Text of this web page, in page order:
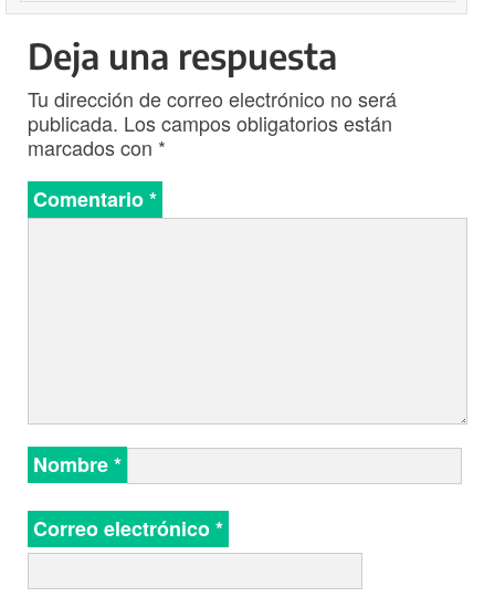
Deja una respuesta
Tu dirección de correo electrónico no será
publicada. Los campos obligatorios están
marcados con *
Comentario*
Nombre*
Correo electrónico*